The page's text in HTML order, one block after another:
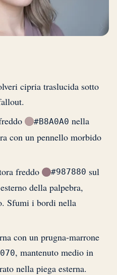
cipria traslucida sotto
#B8A0A0 nella
con un pennello morbido
freddo
#987880 sul
della palpebra,
Sfumi i bordi nella
con un prugna-marrone
, mantenuto medio in
nella piega esterna.